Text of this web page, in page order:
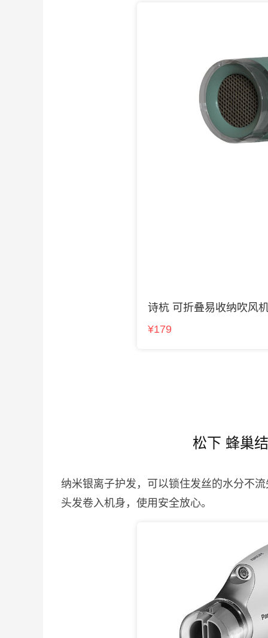
诗杭 可折叠易收纳吹风
¥179
松下 蜂巢
纳米银离子护发，可以锁住发丝的水分不
头发卷入机身，使用安全放心。